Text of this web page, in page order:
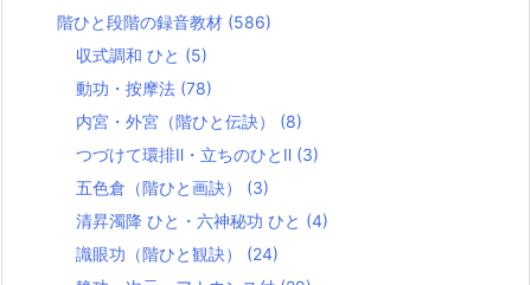
階ひと段階の録音教材 (586)
収式調和 ひと (5)
動功・按摩法 (78)
内宮・外宮（階ひと伝訣） (8)
つづけて環排Ⅱ・立ちのひとⅡ (3)
五色倉（階ひと画訣） (3)
清昇濁降 ひと・六神秘功 ひと (4)
識眼功（階ひと観訣） (24)